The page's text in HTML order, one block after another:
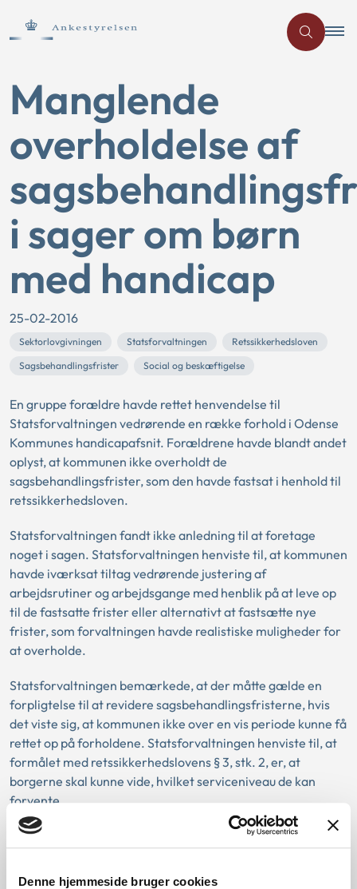
Denne hjemmeside bruger cookies
Manglende
overholdelse af
i sager om børn
med handicap
25-02-2016
Sektorlovgivningen Statsforvaltningen
Retssikkerhedsloven
Sagsbehandlingsfrister
Social og beskæftigelse
En gruppe forældre havde rettet henvendelse til
Statsforvaltningen vedrørende en række forhold i Odense
Kommunes handicapafsnit. Forældrene havde blandt andet
oplyst, at kommunen ikke overholdt de
sagsbehandlingsfrister, som den havde fastsat i henhold til
retssikkerhedsloven.
Statsforvaltningen fandt ikke anledning til at foretage
noget i sagen. Statsforvaltningen henviste til, at kommunen
havde iværksat tiltag vedrørende justering af
arbejdsrutiner og arbejdsgange med henblik på at leve op
til de fastsatte frister eller alternativt at fastsætte nye
frister, som forvaltningen havde realistiske muligheder for
at overholde.
Statsforvaltningen bemærkede, at der måtte gælde en
forpligtelse til at revidere sagsbehandlingsfristerne, hvis
det viste sig, at kommunen ikke over en vis periode kunne få
rettet op på forholdene. Statsforvaltningen henviste til, at
formålet med retssikkerhedslovens § 3, stk. 2, er, at
borgerne skal kunne vide, hvilket serviceniveau de kan
forvente.